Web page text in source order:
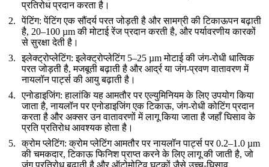
प्रतिरोध प्रदान करता है।
पेंटिंग: पेंटिंग एक सौंदर्य परत जोड़ती है और सामग्री की टिकाऊपन बढ़ाती
है, 20–100 µmकी मोटाई रेंज प्रदान करती है, और पर्यावरणीय कारकों
से सुरक्षा देती है।
इलेक्ट्रोप्लेटिंग: इलेक्ट्रोप्लेटिंग 5–25 µmमोटाई की जंग-रोधी धात्विक
परत जोड़ती है, मजबूती बढ़ाती है और आर्द्र या जंग-प्रवण वातावरण में
नायलॉन पार्ट्स की आयु बढ़ाती है।
एनोडाइजिंग: हालांकि यह आमतौर पर एल्युमिनियम के लिए उपयोग किया
जाता है, नायलॉन पर एनोडाइजिंग एक टिकाऊ, जंग-रोधी कोटिंग प्रदान
करता है और अक्सर उन वातावरणों में लागू किया जाता है जहाँघिसाव के
प्रति प्रतिरोधआवश्यक होता है।
क्रोम प्लेटिंग: क्रोम प्लेटिंग आमतौर पर नायलॉन पार्ट्स पर0.2–1.0 µm
की चमकदार, टिकाऊ फिनिश प्राप्त करने के लिए लागू की जाती है, जो